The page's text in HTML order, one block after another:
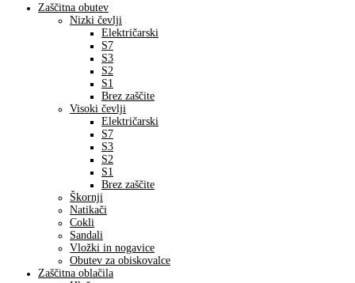
Zaščitna obutev
Nizki čevlji
Električarski
S7
S3
S2
S1
Brez zaščite
Visoki čevlji
Električarski
S7
S3
S2
S1
Brez zaščite
Škornji
Natikači
Cokli
Sandali
Vložki in nogavice
Obutev za obiskovalce
Zaščitna oblačila